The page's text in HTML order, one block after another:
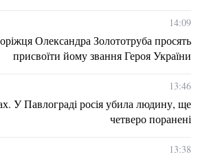
14:09
Олександра Золототруба просять
присвоїти йому звання Героя України
13:46
У Павлограді росія убила людину, ще
четверо поранені
13:38